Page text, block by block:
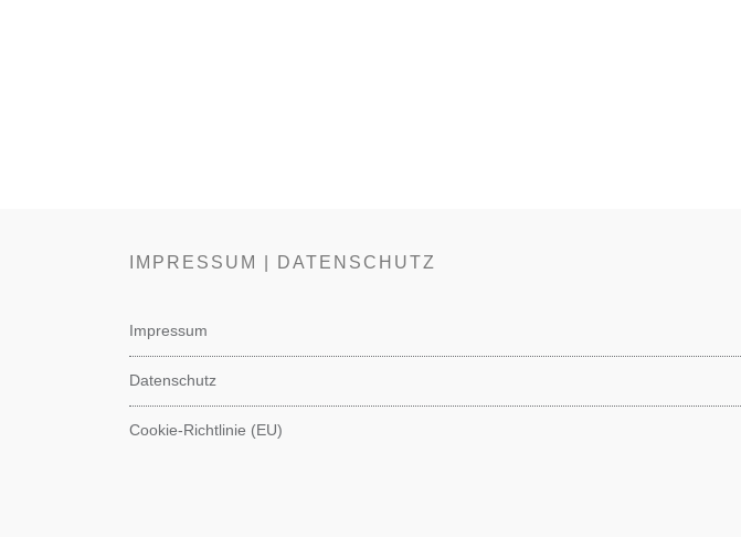
IMPRESSUM | DATENSCHUTZ
Impressum
Datenschutz
Cookie-Richtlinie (EU)